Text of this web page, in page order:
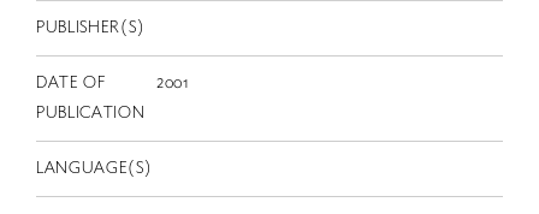
PUBLISHER(S)
DATE OF
PUBLICATION
2001
LANGUAGE(S)